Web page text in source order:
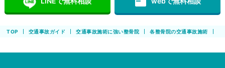
TOP 交通事故ガイド 交通事故施術に強い整骨院 各整骨院の交通事故施術